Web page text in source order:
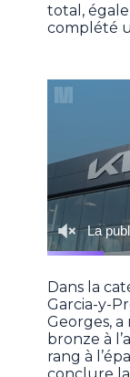
total,
complété
Dans la
Garcia-y-
Georges,
bronze à
rang à
conclure